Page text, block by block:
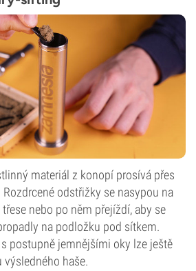
materiál z konopí prosívá přes
odstřižky se nasypou na
nebo po něm přejíždí, aby se
na podložku pod sítkem.
postupně jemnějšími oky lze ještě
haše.